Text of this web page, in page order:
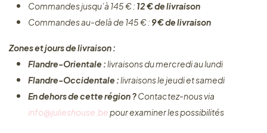
Commandes jusqu’à 145 € : 12 € de livraison
Commandes au-delà de 145 € : 9 € de livraison
Zones et jours de livraison :
Flandre-Orientale :livraisons du mercredi au lundi
Flandre-Occidentale :livraisons le jeudi et samedi
En dehors de cette région ?Contactez-nous via
info@julieshouse.bepour examiner les possibilités